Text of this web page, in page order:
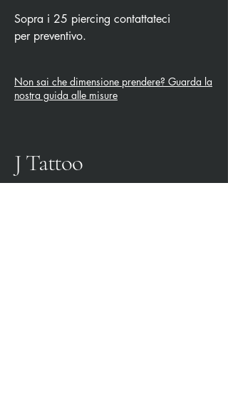
Sopra i 25 piercing contattateci
per preventivo.
Non sai che dimensione prendere? Guarda la
nostra guida alle misure
J Tattoo